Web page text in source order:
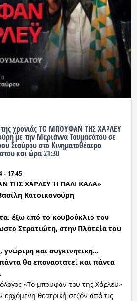
της χρονιάς ΤΟ ΜΠΟΥΦΑΝ ΤΗΣ ΧΑΡΛΕΥ
με την Μαριάννα Τουμασάτου σε
Σταύρου στο Κινηματοθέατρο
και ώρα 21:30
- 17:45
ΤΗΣ ΧΑΡΛΕΥ Ή ΠΑΛΙ ΚΑΛΑ»
Κατσικονούρη
έξω από το κουβούκλιο του
Στρατιώτη, στην Πλατεία του
γνώριμη και συγκινητική…
θα επαναστατεί και πάντα
«Το μπουφάν του της Χάρλεϋ»
ερχόμενη θεατρική σεζόν από τις